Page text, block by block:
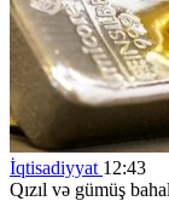
İqtisadiyyat 12:43
Qızıl və gümüş